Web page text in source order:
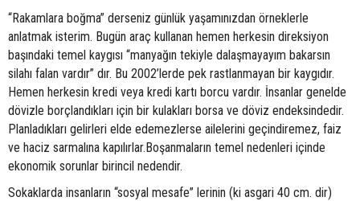
“Rakamlara boğma” derseniz günlük yaşamınızdan örneklerle
anlatmak isterim. Bugün araç kullanan hemen herkesin direksiyon
başındaki temel kaygısı “manyağın tekiyle dalaşmayayım bakarsın
silahı falan vardır” dır. Bu 2002’lerde pek rastlanmayan bir kaygıdır.
Hemen herkesin kredi veya kredi kartı borcu vardır. İnsanlar genelde
dövizle borçlandıkları için bir kulakları borsa ve döviz endeksindedir.
Planladıkları gelirleri elde edemezlerse ailelerini geçindiremez, faiz
ve haciz sarmalına kapılırlar.Boşanmaların temel nedenleri içinde
ekonomik sorunlar birincil nedendir.
Sokaklarda insanların “sosyal mesafe” lerinin (ki asgari 40 cm. dir)